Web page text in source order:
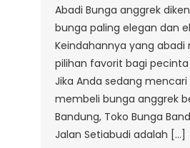
Abadi Bunga anggrek
bunga paling elegan dan
Keindahannya yang
pilihan favorit bagi
Jika Anda sedang
membeli bunga anggrek
Bandung, Toko Bunga
Jalan Setiabudi adalah […]